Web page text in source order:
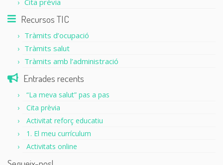
Cita prèvia
Recursos TIC
Tràmits d’ocupació
Tràmits salut
Tràmits amb l’administració
Entrades recents
“La meva salut” pas a pas
Cita prèvia
Activitat reforç educatiu
1. El meu currículum
Activitats online